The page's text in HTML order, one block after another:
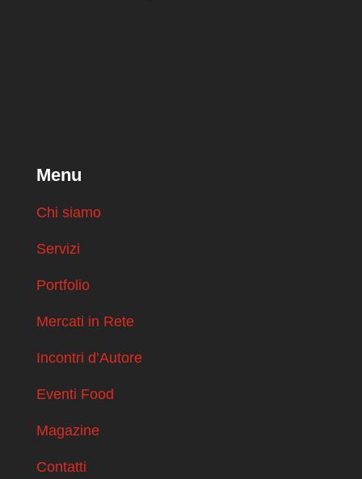
Menu
Chi siamo
Servizi
Portfolio
Mercati in Rete
Incontri d’Autore
Eventi Food
Magazine
Contatti